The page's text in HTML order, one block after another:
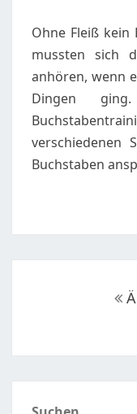
Ohne Fleiß kein
mussten sich
anhören, wenn
Dingen
verschiedenen
Buchstaben